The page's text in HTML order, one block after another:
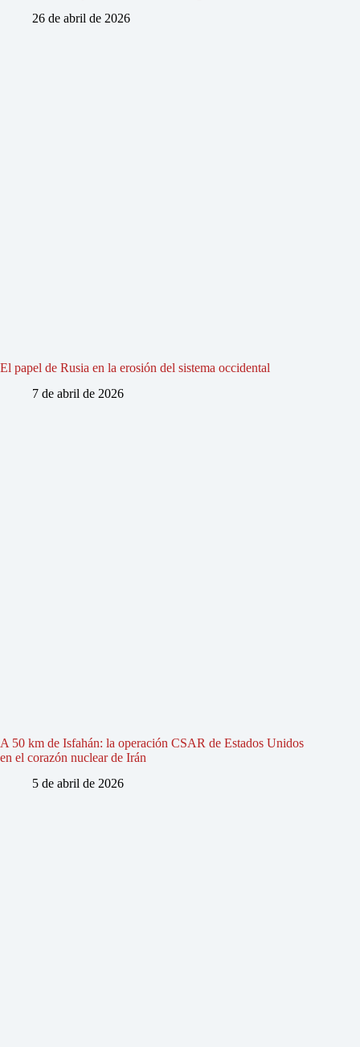
26 de abril de 2026
El papel de Rusia en la erosión del sistema occidental
7 de abril de 2026
A 50 km de Isfahán: la operación CSAR de Estados Unidos
en el corazón nuclear de Irán
5 de abril de 2026